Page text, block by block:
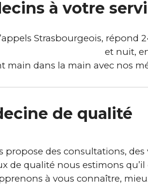
à votre
Strasbourgeois,
et nuit,
main dans la main avec nos
de qualité
propose des consultations,
de qualité nous estimons
à vous connaître,